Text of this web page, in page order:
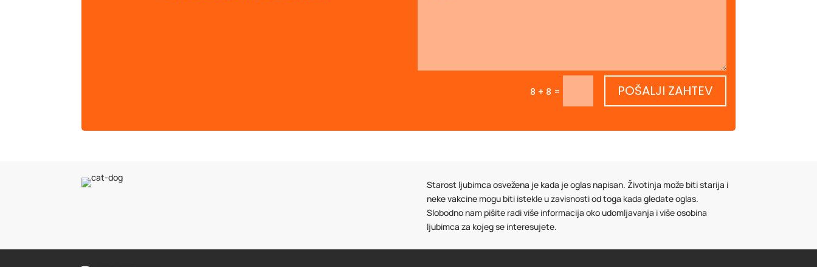
8 + 8 = POŠALJI ZAHTEV
Starost ljubimca osvežena je kada je oglas napisan. Životinja može biti starija i
neke vakcine mogu biti istekle u zavisnosti od toga kada gledate oglas.
Slobodno nam pišite radi više informacija oko udomljavanja i više osobina
ljubimca za kojeg se interesujete.